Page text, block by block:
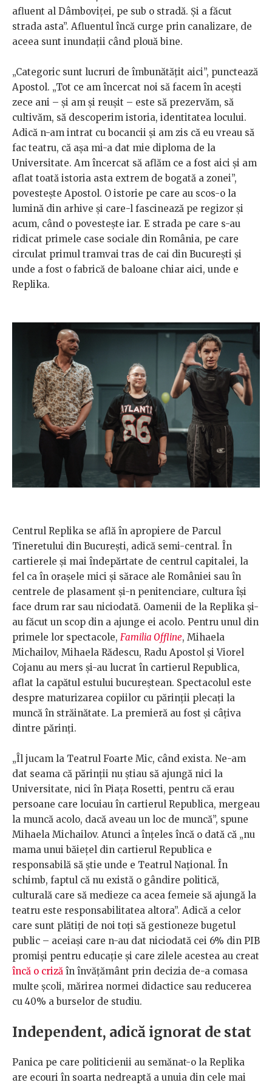
afluent al Dâmboviței, pe sub o stradă. Și a făcut
strada asta”. Afluentul încă curge prin canalizare, de
aceea sunt inundații când plouă bine.
„Categoric sunt lucruri de îmbunătățit aici”, punctează
Apostol. „Tot ce am încercat noi să facem în acești
zece ani – și am și reușit – este să prezervăm, să
cultivăm, să descoperim istoria, identitatea locului.
Adică n-am intrat cu bocancii și am zis că eu vreau să
fac teatru, că așa mi-a dat mie diploma de la
Universitate. Am încercat să aflăm ce a fost aici și am
aflat toată istoria asta extrem de bogată a zonei”,
povestește Apostol. O istorie pe care au scos-o la
lumină din arhive și care-l fascinează pe regizor și
acum, când o povestește iar. E strada pe care s-au
ridicat primele case sociale din România, pe care
circulat primul tramvai tras de cai din București și
unde a fost o fabrică de baloane chiar aici, unde e
Replika.
Centrul Replika se află în apropiere de Parcul
Tineretului din București, adică semi-central. În
cartierele și mai îndepărtate de centrul capitalei, la
fel ca în orașele mici și sărace ale României sau în
centrele de plasament și-n penitenciare, cultura își
face drum rar sau niciodată. Oamenii de la Replika și-
au făcut un scop din a ajunge ei acolo. Pentru unul din
primele lor spectacole, Familia Offline, Mihaela
Michailov, Mihaela Rădescu, Radu Apostol și Viorel
Cojanu au mers și-au lucrat în cartierul Republica,
aflat la capătul estului bucureștean. Spectacolul este
despre maturizarea copiilor cu părinții plecați la
muncă în străinătate. La premieră au fost și câțiva
dintre părinți.
„Îl jucam la Teatrul Foarte Mic, când exista. Ne-am
dat seama că părinții nu știau să ajungă nici la
Universitate, nici în Piața Rosetti, pentru că erau
persoane care locuiau în cartierul Republica, mergeau
la muncă acolo, dacă aveau un loc de muncă”, spune
Mihaela Michailov. Atunci a înțeles încă o dată că „nu
mama unui băiețel din cartierul Republica e
responsabilă să știe unde e Teatrul Național. În
schimb, faptul că nu există o gândire politică,
culturală care să medieze ca acea femeie să ajungă la
teatru este responsabilitatea altora”. Adică a celor
care sunt plătiți de noi toți să gestioneze bugetul
public – aceiași care n-au dat niciodată cei 6% din PIB
promiși pentru educație și care zilele acestea au creat
încă o criză în învățământ prin decizia de-a comasa
multe școli, mărirea normei didactice sau reducerea
cu 40% a burselor de studiu.
Independent, adică ignorat de stat
Panica pe care politicienii au semănat-o la Replika
are ecouri în soarta nedreaptă a unuia din cele mai